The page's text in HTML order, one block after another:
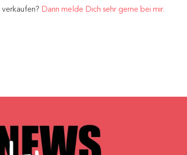
Dann melde Dich sehr gerne bei mir.